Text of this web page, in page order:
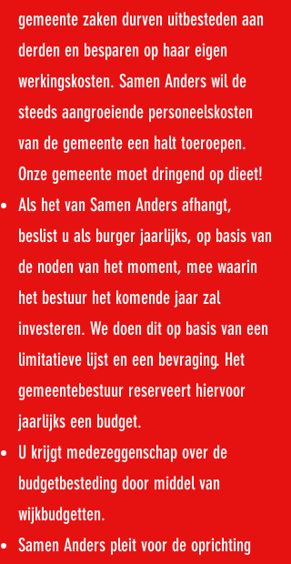
gemeente zaken durven uitbesteden aan
derden en besparen op haar eigen
werkingskosten. Samen Anders wil de
steeds aangroeiende personeelskosten
van de gemeente een halt toeroepen.
Onze gemeente moet dringend op dieet!
Als het van Samen Anders afhangt,
beslist u als burger jaarlijks, op basis van
de noden van het moment, mee waarin
het bestuur het komende jaar zal
investeren. We doen dit op basis van een
limitatieve lijst en een bevraging. Het
gemeentebestuur reserveert hiervoor
jaarlijks een budget.
U krijgt medezeggenschap over de
budgetbesteding door middel van
wijkbudgetten.
Samen Anders pleit voor de oprichting